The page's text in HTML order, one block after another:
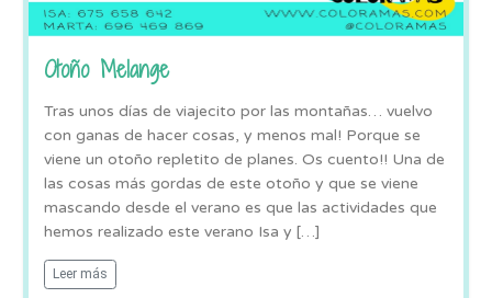
Otoño Melange
Tras unos días de viajecito por las montañas… vuelvo
con ganas de hacer cosas, y menos mal! Porque se
viene un otoño repletito de planes. Os cuento!! Una de
las cosas más gordas de este otoño y que se viene
mascando desde el verano es que las actividades que
hemos realizado este verano Isa y […]
Leer más